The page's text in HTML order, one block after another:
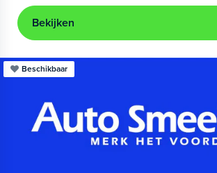
Bekijken
Beschikbaar